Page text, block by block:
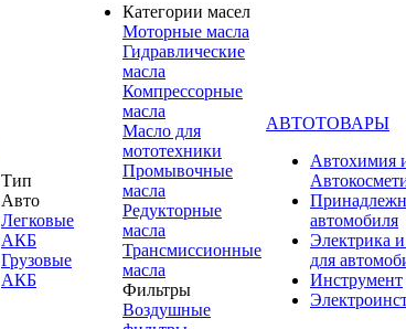
Тип
Авто
Легковые
АКБ
Грузовые
АКБ
Категории масел
Моторные масла
Гидравлические
масла
Компрессорные
масла
Масло для
мототехники
Промывочные
масла
Редукторные
масла
Трансмиссионные
масла
Фильтры
Воздушные
АВТОТОВАРЫ
Автохимия
автомобиля
Электрика
для
Инструмент